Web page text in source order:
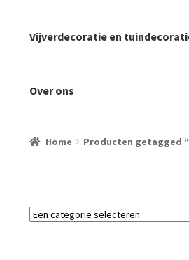
Vijverdecoratie en
Over ons
Home Producten getagged
Een